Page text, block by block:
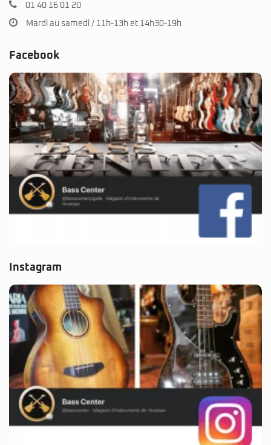
01 40 16 01 20
Mardi au samedi / 11h-13h et 14h30-19h
Facebook
Instagram